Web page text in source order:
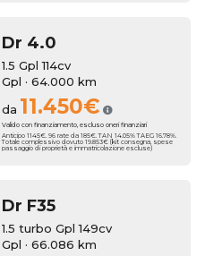
Dr 4.0
1.5 Gpl 114cv
Gpl · 64.000 km
da 11.450€
Valido con finanziamento, escluso oneri finanziari
Anticipo 1145€. 96 rate da 185€. TAN 14.05% TAEG 16.78%.
Totale complessivo dovuto 19.853€ (kit consegna, spese
passaggio di proprietà e immatricolazione escluse)
Dr F35
1.5 turbo Gpl 149cv
Gpl · 66.086 km